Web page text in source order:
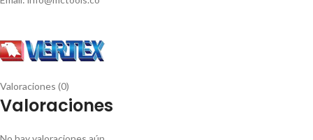
Valoraciones (0)
Valoraciones